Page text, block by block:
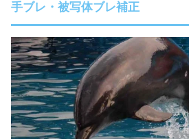
手ブレ・被写体ブレ補正